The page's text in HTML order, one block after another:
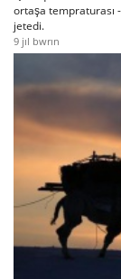
ortaşa tempraturası
jetedi.
9 jıl bwrın